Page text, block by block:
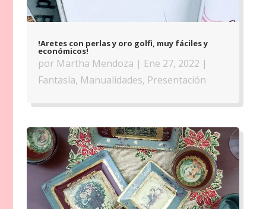
!Aretes con perlas y oro golfi, muy fáciles y
económicos!
por Martha Mendoza | Ene 27, 2022 |
Fantasía, Manualidades, Presentación